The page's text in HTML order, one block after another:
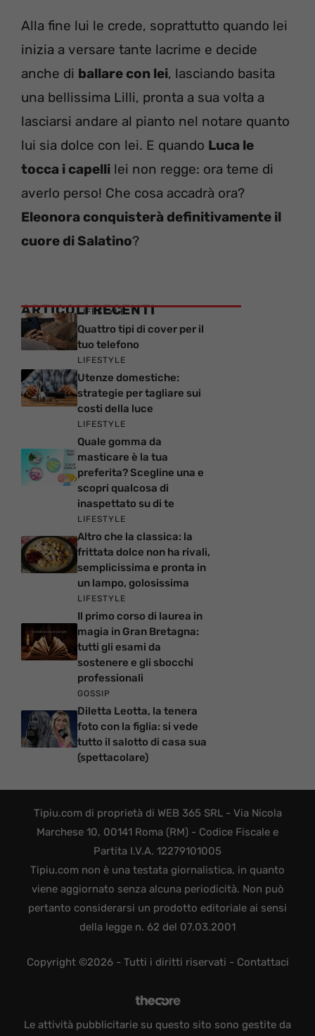
Alla fine lui le crede, soprattutto quando lei
inizia a versare tante lacrime e decide
anche di ballare con lei, lasciando basita
una bellissima Lilli, pronta a sua volta a
lasciarsi andare al pianto nel notare quanto
lui sia dolce con lei. E quando Luca le
tocca i capelli lei non regge: ora teme di
averlo perso! Che cosa accadrà ora?
Eleonora conquisterà definitivamente il
cuore di Salatino?
ARTICOLI RECENTI
LIFESTYLE
Quattro tipi di cover per il
tuo telefono
LIFESTYLE
Utenze domestiche:
strategie per tagliare sui
costi della luce
LIFESTYLE
Quale gomma da
masticare è la tua
preferita? Scegline una e
scopri qualcosa di
inaspettato su di te
LIFESTYLE
Altro che la classica: la
frittata dolce non ha rivali,
semplicissima e pronta in
un lampo, golosissima
LIFESTYLE
Il primo corso di laurea in
magia in Gran Bretagna:
tutti gli esami da
sostenere e gli sbocchi
professionali
GOSSIP
Diletta Leotta, la tenera
foto con la figlia: si vede
tutto il salotto di casa sua
(spettacolare)
Tipiu.com di proprietà di WEB 365 SRL - Via Nicola
Marchese 10, 00141 Roma (RM) - Codice Fiscale e
Partita I.V.A. 12279101005
Tipiu.com non è una testata giornalistica, in quanto
viene aggiornato senza alcuna periodicità. Non può
pertanto considerarsi un prodotto editoriale ai sensi
della legge n. 62 del 07.03.2001
Copyright ©2026 - Tutti i diritti riservati - Contattaci
Le attività pubblicitarie su questo sito sono gestite da